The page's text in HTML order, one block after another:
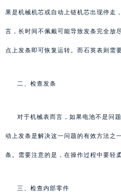
果是机械机芯或自动上链机芯出现停走
言，长时间不佩戴可能导致发条完全放
点上发条即可恢复运转。而石英表则需
二、检查发条
对于机械表而言，如果电池不是问
动上发条是解决这一问题的有效方法之
条。需要注意的是，在操作过程中要轻
三、检查内部零件